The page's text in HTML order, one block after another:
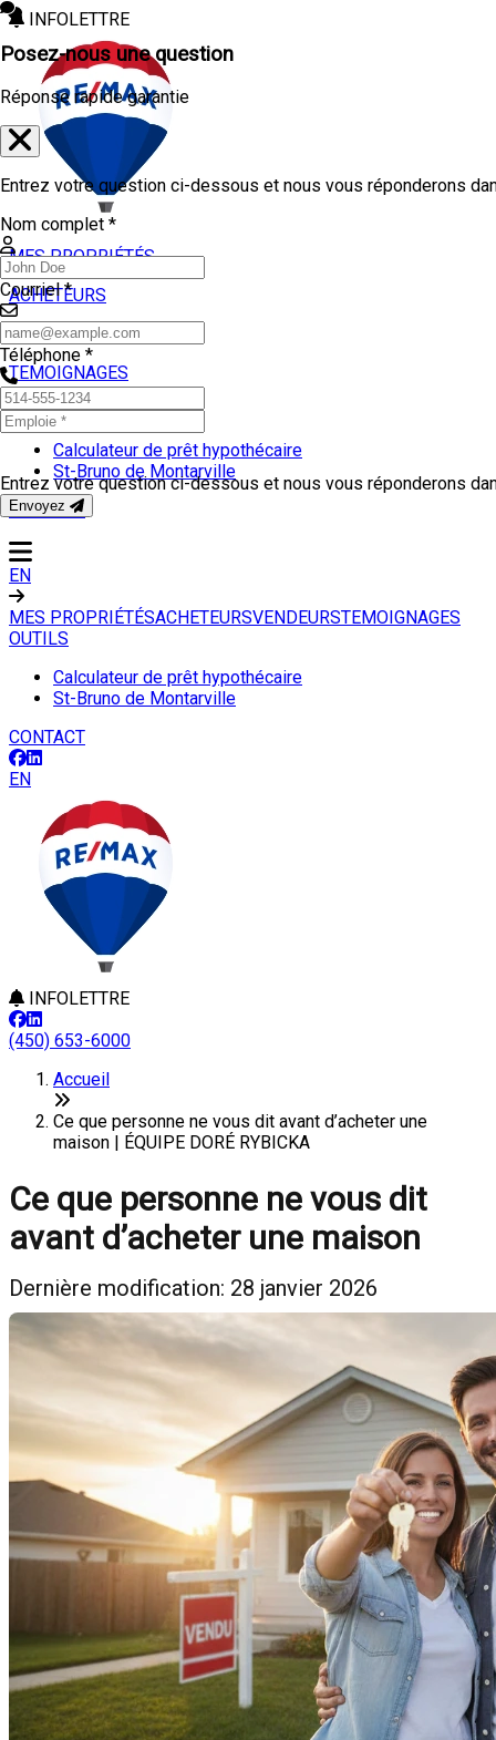
INFOLETTRE
MES PROPRIÉTÉS
ACHETEURS
VENDEURS
TEMOIGNAGES
OUTILS
Calculateur de prêt hypothécaire
St-Bruno de Montarville
CONTACT
EN
MES PROPRIÉTÉSACHETEURSVENDEURSTEMOIGNAGES
OUTILS
Calculateur de prêt hypothécaire
St-Bruno de Montarville
CONTACT
EN
INFOLETTRE
(450) 653-6000
Accueil
Ce que personne ne vous dit avant d’acheter une
maison | ÉQUIPE DORÉ RYBICKA
Ce que personne ne vous dit
avant d’acheter une maison
Dernière modification: 28 janvier 2026
Posez-nous une question
Réponse rapide garantie
Entrez votre question ci-dessous et nous vous réponderons
Nom complet *
Courriel *
Téléphone *
Entrez votre question ci-dessous et nous vous réponderons
Envoyez